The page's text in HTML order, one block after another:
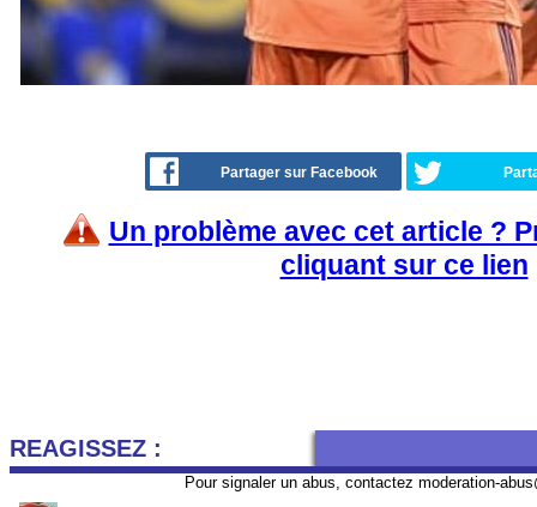
Partager sur Facebook
Un problème avec cet article ?
cliquant sur ce lien
REAGISSEZ :
Pour signaler un abus, contactez moderation-